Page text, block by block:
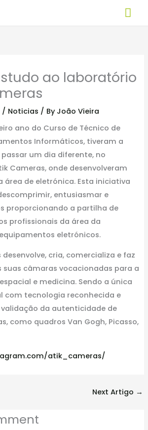
ao laboratório
/ Noticias / By João Vieira
ano do Curso de Técnico de
Informáticos, tiveram a
um dia diferente, no
Cameras, onde desenvolveram
área de eletrónica. Esta iniciativa
entusiasmar e
proporcionando a partilha de
profissionais da área da
eletrónicos.
cria, comercializa e faz
câmaras vocacionadas para a
e medicina. Sendo a única
com tecnologia reconhecida e
da autenticidade de
como quadros Van Gogh, Picasso,
atik_cameras/
Next Artigo →